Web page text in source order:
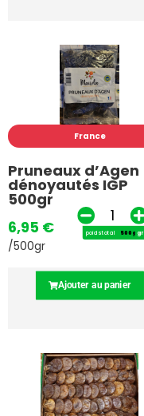
France
Pruneaux d’Agen
dénoyautés IGP
500gr
6,95 €
/500gr
poids total gr
Ajouter au panier